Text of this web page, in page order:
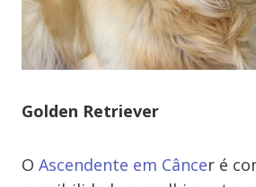
Golden Retriever
O Ascendente em Câncer é